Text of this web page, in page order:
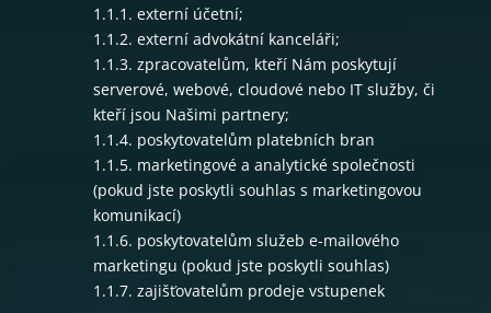
1.1.1. externí účetní;
1.1.2. externí advokátní kanceláři;
1.1.3. zpracovatelům, kteří Nám poskytují
serverové, webové, cloudové nebo IT služby, či
kteří jsou Našimi partnery;
1.1.4. poskytovatelům platebních bran
1.1.5. marketingové a analytické společnosti
(pokud jste poskytli souhlas s marketingovou
komunikací)
1.1.6. poskytovatelům služeb e-mailového
marketingu (pokud jste poskytli souhlas)
1.1.7. zajišťovatelům prodeje vstupenek